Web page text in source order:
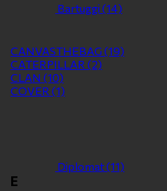
Bartuggi (14)
CANVASTHEBAG (19)
CATERPILLAR (2)
CLAN (10)
COVER (1)
Diplomat(11)
E